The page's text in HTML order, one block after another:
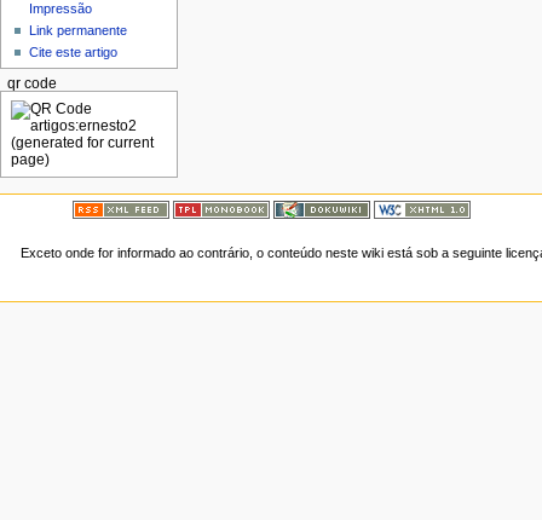
Impressão
Link permanente
Cite este artigo
qr code
Exceto onde for informado ao contrário, o conteúdo neste wiki está sob a seguinte